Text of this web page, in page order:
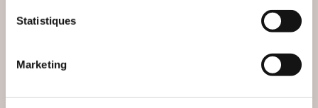
Statistiques
Marketing